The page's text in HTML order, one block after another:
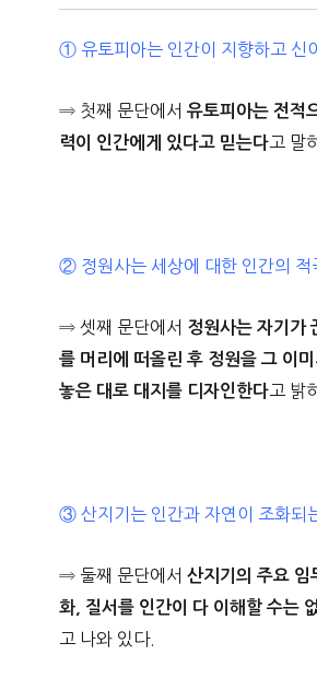
① 유토피아는 인간이 지향하고 신
⇒ 첫째 문단에서유토피아는 전적
력이 인간에게 있다고 믿는다 고 말
② 정원사는 세상에 대한 인간의 적
⇒ 셋째 문단에서 정원사는 자기가
를 머리에 떠올린 후 정원을 그 이
놓은 대로 대지를 디자인한다 고 밝
③ 산지기는 인간과 자연이 조화되
⇒ 둘째 문단에서산지기의 주요 임
화, 질서를 인간이 다 이해할 수는
고 나와 있다.